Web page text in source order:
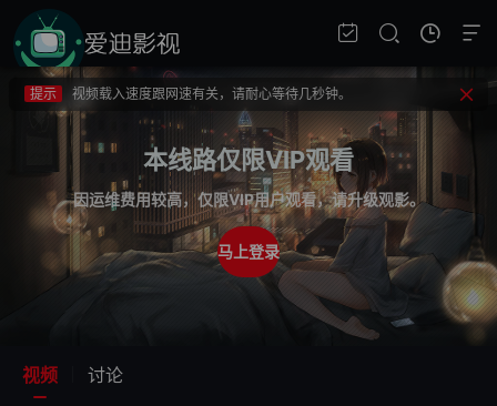
提示
提示
如果无法播放请重新刷新页面，或者切换线路。
提示
视频载入速度跟网速有关，请耐心等待几秒钟。
不要轻易相信视频中的广告，谨防上当受骗!
本线路仅限VIP观看
因运维费用较高，仅限VIP用户观看，请升级观影。
马上登录
视频 讨论